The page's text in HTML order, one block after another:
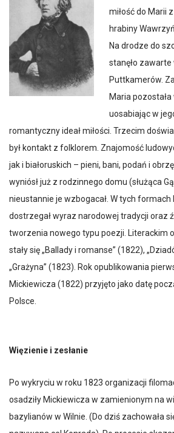
miłość do Marii
hrabiny
Na drodze do
stanęło zawarte
Puttkamerów.
Maria
uosabiając w
romantyczny ideał miłości. Trzecim
był kontakt z folklorem. Znajomość
jak i białoruskich – pieni, bani, podań i
wyniósł już z rodzinnego domu (służąca
nieustannie je wzbogacał. W tych
dostrzegał wyraz narodowej tradycji oraz
tworzenia nowego typu poezji. Literackim
stały się „Ballady i romanse” (1822),
„Grażyna” (1823). Rok opublikowania
Mickiewicza (1822) przyjęto jako datę
Polsce.
Więzienie i zesłanie
Po wykryciu w roku 1823 organizacji
osadziły Mickiewicza w zamienionym na
bazylianów w Wilnie. (Do dziś zachowała